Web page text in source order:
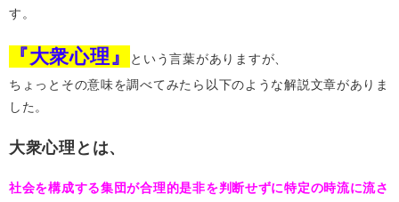
す。
『大衆心理』
という言葉がありますが、
ちょっとその意味を調べてみたら以下のような解説文章がありま
した。
大衆心理とは、
社会を構成する集団が合理的是非を判断せずに特定の時流に流さ